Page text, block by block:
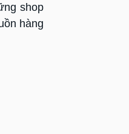
shop
hàng